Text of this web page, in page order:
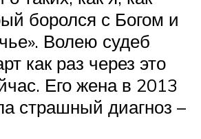
боролся с Богом и
Волею судеб
как раз через это
Его жена в 2013
страшный диагноз –